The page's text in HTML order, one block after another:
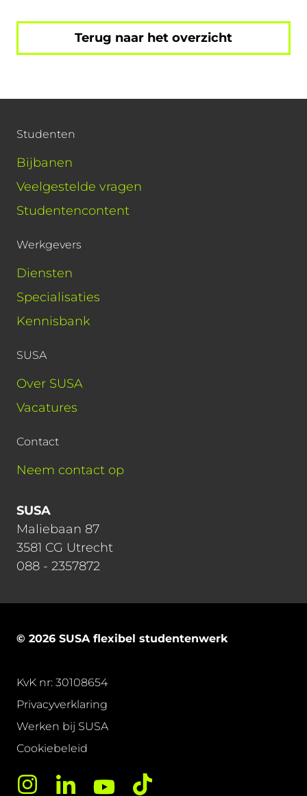
Terug naar het overzicht
Studenten
Bijbanen
Veelgestelde vragen
Studentencontent
Werkgevers
Diensten
Specialisaties
Kennisbank
SUSA
Over SUSA
Vacatures
Contact
Neem contact op
SUSA
Maliebaan 87
3581 CG Utrecht
088 - 2357872
© 2026 SUSA flexibel studentenwerk
KvK nr: 30108654
Privacyverklaring
Werken bij SUSA
Cookiebeleid